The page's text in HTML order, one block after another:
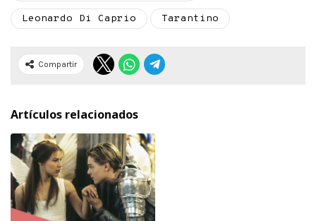
Leonardo Di Caprio Tarantino
Compartir
Artículos relacionados